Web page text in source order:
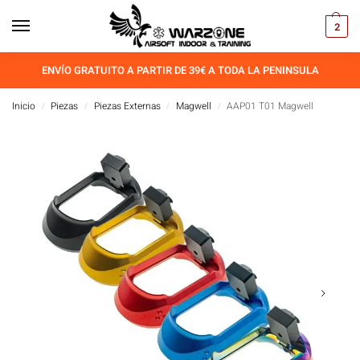
2
ENVÍO GRATUITO A PARTIR DE 39€ A TODA LA PENINSULA
Inicio / Piezas / Piezas Externas / Magwell / AAP01 T01 Magwell